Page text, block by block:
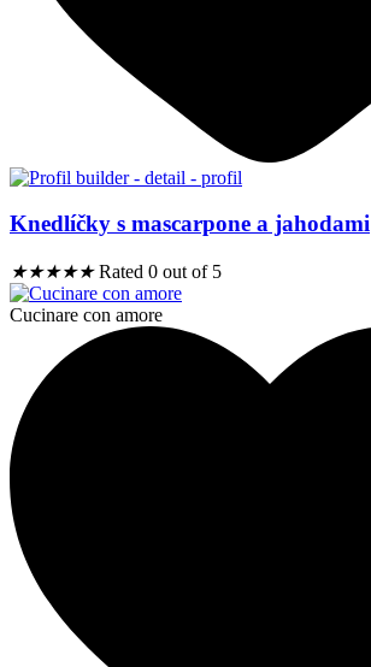
Knedlíčky s mascarpone a jahodami
★★★★★ Rated 0 out of 5
Cucinare con amore